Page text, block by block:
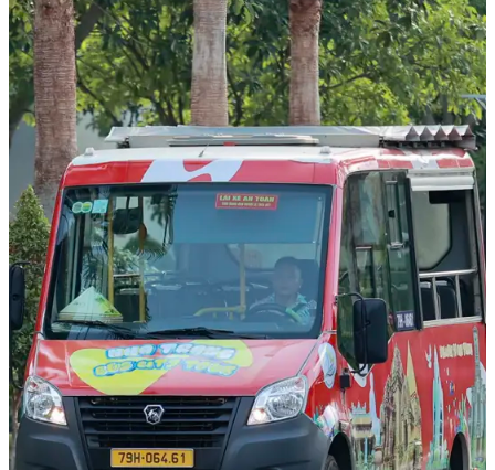
Ưu đãi
Blog
Liên hệ
Gọi Ngay